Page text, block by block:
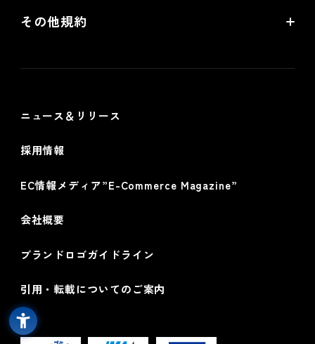
futureshop omni-channelサービス規約
その他規約
ニュース＆リリース
採用情報
EC情報メディア”E-Commerce Magazine”
会社概要
ブランドロゴガイドライン
引用・転載についてのご案内